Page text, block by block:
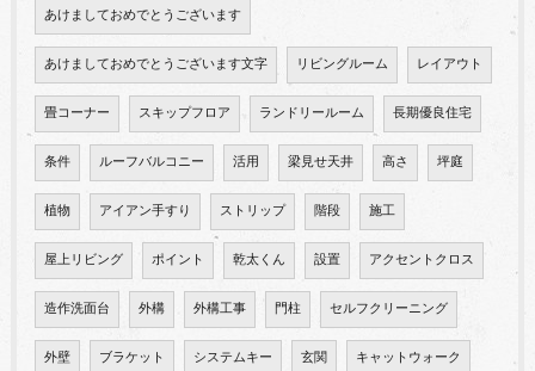
あけましておめでとうございます
あけましておめでとうございます文字 リビングルーム レイアウト
畳コーナー スキップフロア ランドリールーム 長期優良住宅
条件 ルーフバルコニー 活用 梁見せ天井 高さ 坪庭
植物 アイアン手すり ストリップ 階段 施工
屋上リビング ポイント 乾太くん 設置 アクセントクロス
造作洗面台 外構 外構工事 門柱 セルフクリーニング
外壁 ブラケット システムキー 玄関 キャットウォーク